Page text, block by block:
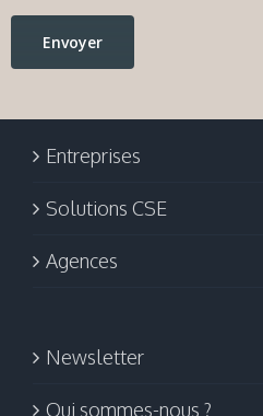
Entreprises
Solutions CSE
Agences
Newsletter
Qui sommes-nous ?